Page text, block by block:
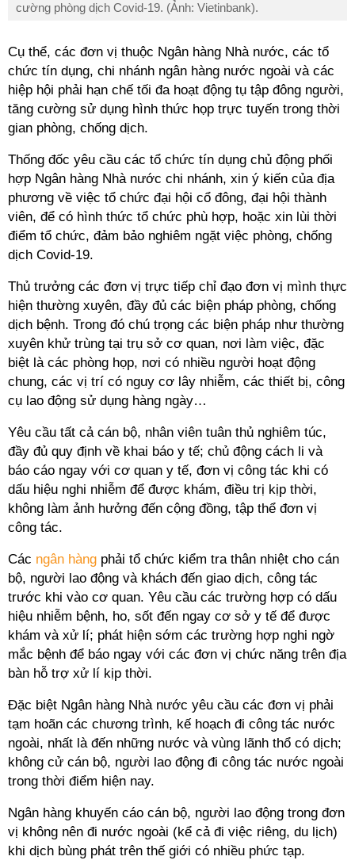
cường phòng dịch Covid-19. (Ảnh: Vietinbank).
Cụ thể, các đơn vị thuộc Ngân hàng Nhà nước, các tổ
chức tín dụng, chi nhánh ngân hàng nước ngoài và các
hiệp hội phải hạn chế tối đa hoạt động tụ tập đông người,
tăng cường sử dụng hình thức họp trực tuyến trong thời
gian phòng, chống dịch.
Thống đốc yêu cầu các tổ chức tín dụng chủ động phối
hợp Ngân hàng Nhà nước chi nhánh, xin ý kiến của địa
phương về việc tổ chức đại hội cổ đông, đại hội thành
viên, để có hình thức tổ chức phù hợp, hoặc xin lùi thời
điểm tổ chức, đảm bảo nghiêm ngặt việc phòng, chống
dịch Covid-19.
Thủ trưởng các đơn vị trực tiếp chỉ đạo đơn vị mình thực
hiện thường xuyên, đầy đủ các biện pháp phòng, chống
dịch bệnh. Trong đó chú trọng các biện pháp như thường
xuyên khử trùng tại trụ sở cơ quan, nơi làm việc, đặc
biệt là các phòng họp, nơi có nhiều người hoạt động
chung, các vị trí có nguy cơ lây nhiễm, các thiết bị, công
cụ lao động sử dụng hàng ngày…
Yêu cầu tất cả cán bộ, nhân viên tuân thủ nghiêm túc,
đầy đủ quy định về khai báo y tế; chủ động cách li và
báo cáo ngay với cơ quan y tế, đơn vị công tác khi có
dấu hiệu nghi nhiễm để được khám, điều trị kịp thời,
không làm ảnh hưởng đến cộng đồng, tập thể đơn vị
công tác.
Các ngân hàng phải tổ chức kiểm tra thân nhiệt cho cán
bộ, người lao động và khách đến giao dịch, công tác
trước khi vào cơ quan. Yêu cầu các trường hợp có dấu
hiệu nhiễm bệnh, ho, sốt đến ngay cơ sở y tế để được
khám và xử lí; phát hiện sớm các trường hợp nghi ngờ
mắc bệnh để báo ngay với các đơn vị chức năng trên địa
bàn hỗ trợ xử lí kịp thời.
Đặc biệt Ngân hàng Nhà nước yêu cầu các đơn vị phải
tạm hoãn các chương trình, kế hoạch đi công tác nước
ngoài, nhất là đến những nước và vùng lãnh thổ có dịch;
không cử cán bộ, người lao động đi công tác nước ngoài
trong thời điểm hiện nay.
Ngân hàng khuyến cáo cán bộ, người lao động trong đơn
vị không nên đi nước ngoài (kể cả đi việc riêng, du lịch)
khi dịch bùng phát trên thế giới có nhiều phức tạp.